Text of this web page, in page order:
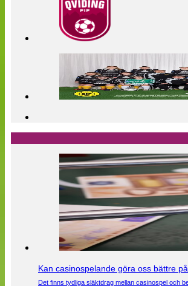
Kan casinospelande göra oss bättre
Det finns tydliga släktdrag mellan casinospel och